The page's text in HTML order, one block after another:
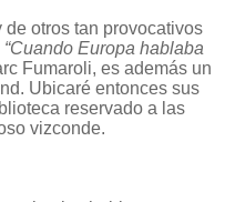
otros tan provocativos
“Cuando Europa hablaba
Fumaroli, es además un
Ubicaré entonces sus
reservado a las
vizconde.